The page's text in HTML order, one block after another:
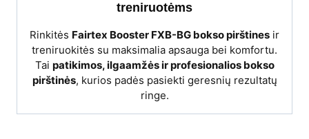
treniruotėms
Rinkitės Fairtex Booster FXB-BG bokso pirštines ir
treniruokitės su maksimalia apsauga bei komfortu.
Tai patikimos, ilgaamžės ir profesionalios bokso
pirštinės, kurios padės pasiekti geresnių rezultatų
ringe.